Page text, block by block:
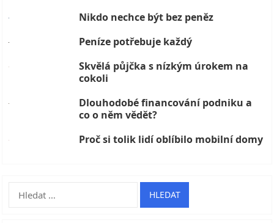
Nikdo nechce být bez peněz
Peníze potřebuje každý
Skvělá půjčka s nízkým úrokem na
cokoli
Dlouhodobé financování podniku a
co o něm vědět?
Proč si tolik lidí oblíbilo mobilní domy
Vyhledávání